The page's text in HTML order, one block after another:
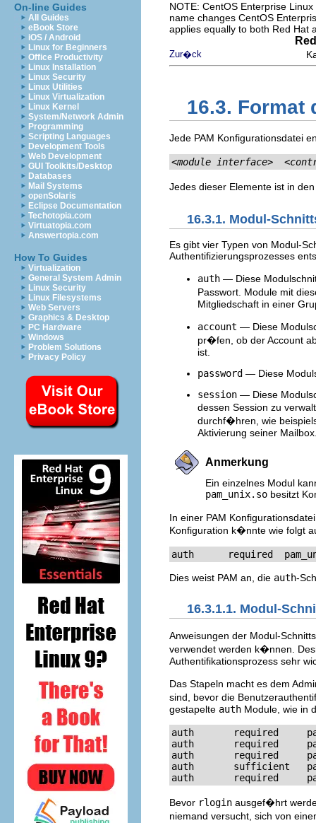
On-line Guides
All Guides
eBook Store
iOS / Android
Linux for Beginners
Office Productivity
Linux Installation
Linux Security
Linux Utilities
Linux Virtualization
Linux Kernel
System/Network Admin
Programming
Scripting Languages
Development Tools
Web Development
GUI Toolkits/Desktop
Databases
Mail Systems
openSolaris
Eclipse Documentation
Techotopia.com
Virtuatopia.com
Answertopia.com
How To Guides
Virtualization
General System Admin
Linux Security
Linux Filesystems
Web Servers
Graphics & Desktop
PC Hardware
Windows
Problem Solutions
Privacy Policy
NOTE: CentOS Enterprise
name changes CentOS
applies equally to both Red Hat
Zur�ck
16.3. Format
Jede PAM Konfigurationsdatei
<module interface>
Jedes dieser Elemente ist in
16.3.1. Modul-
Es gibt vier Typen von Modul-
Authentifizierungsprozesses
auth — Diese
Passwort. Module mit
Mitgliedschaft in einer
account — Diese
pr�fen, ob der Account
ist.
password — Diese
session — Diese
dessen Session zu
durchf�hren, wie
Aktivierung seiner
Anmerkung
Ein einzelnes Modul
pam_unix.so besitzt
In einer PAM
Konfiguration k�nnte wie folgt
auth      required
Dies weist PAM an, die auth-
16.3.1.1. Modul-
Anweisungen der Modul-
verwendet werden k�nnen.
Authentifikationsprozess sehr
Das Stapeln macht es dem
sind, bevor die
gestapelte auth Module, wie in
auth       required
auth       required
auth       required
auth       sufficient
auth       required
Bevor rlogin ausgef�hrt
niemand versucht, sich von